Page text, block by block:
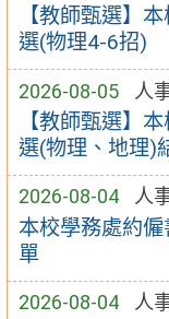
【教師甄選】
選(物理4-6招)
2026-08-05 人
【教師甄選】
選(物理、地理)
2026-08-04 人
本校學務處約
單
2026-08-04 人